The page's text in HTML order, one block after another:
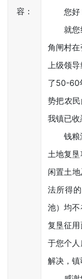
容：
您好
就
角闸村
上级领
了50-60
势把农
我镇已收
钱
土地复
闲置土
法所得
池）均
复垦征
于您个
解决，镇